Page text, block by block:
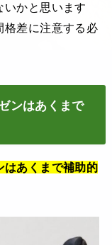
いかと思います
格差に注意する必
ンはあくまで
はあくまで補助的